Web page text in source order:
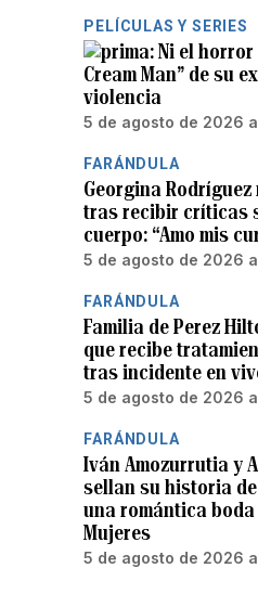
PELÍCULAS Y SERIES
Ni el horror
Cream Man” de su
violencia
5 de agosto de 2026 a
FARÁNDULA
Georgina
tras recibir críticas
cuerpo: “Amo mis
5 de agosto de 2026
FARÁNDULA
Familia de Perez
que recibe
tras incidente en
5 de agosto de 2026
FARÁNDULA
Iván Amozurrutia y
sellan su historia
una romántica boda
Mujeres
5 de agosto de 2026